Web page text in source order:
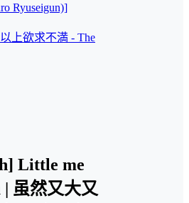
Ryuseigun)]
上欲求不満 - The
Little me
| 虽然又大又